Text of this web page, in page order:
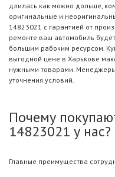
длилась как можно дольше,
оригинальные и
14823021 с гарантией от
ремонте ваш автомобиль
большим рабочим ресурсом.
выгодной цене в Харькове
нужными товарами.
уточнения условий.
Почему
14823021 у нас?
Главные преимущества